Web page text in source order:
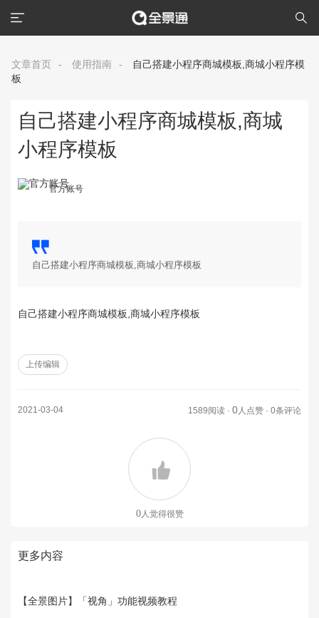
文章首页 - 使用指南 -
自己搭建小程序商城模板,商城小程序模
板
自己搭建小程序商城模板,商城
小程序模板
官方账号
自己搭建小程序商城模板,商城小程序模板
自己搭建小程序商城模板,商城小程序模板
上传编辑
2021-03-04 1589阅读 · 0人点赞 · 0条评论
0人觉得很赞
更多内容
【全景图片】「视角」功能视频教程